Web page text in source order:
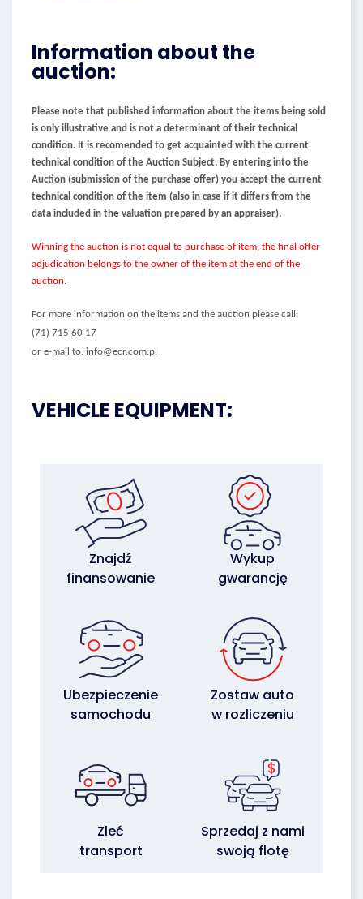
Information about the
auction:
Please note that published information about the items being sold
is only illustrative and is not a determinant of their technical
condition. It is recomended to get acquainted with the current
technical condition of the Auction Subject. By entering into the
Auction (submission of the purchase offer) you accept the current
technical condition of the item (also in case if it differs from the
data included in the valuation prepared by an appraiser).
Winning the auction is not equal to purchase of item, the final offer
adjudication belongs to the owner of the item at the end of the
auction.
For more information on the items and the auction please call:
(71) 715 60 17
or e-mail to: info@ecr.com.pl
VEHICLE EQUIPMENT:
Znajdź
finansowanie
Wykup
gwarancję
Ubezpieczenie
samochodu
Zostaw auto
w rozliczeniu
Zleć
transport
Sprzedaj z nami
swoją flotę